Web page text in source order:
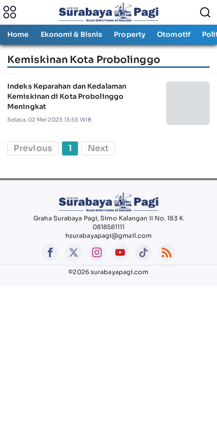
Home Ekonomi & Bisnis Property Otomotif
Kemiskinan Kota Probolinggo
Indeks Keparahan dan Kedalaman
Kemiskinan di Kota Probolinggo
Meningkat
Selasa, 02 Mei 2023 13:53 WIB
Previous 1 Next
Graha Surabaya Pagi, Simo Kalangan II No. 183 K
0818581111
hsurabayapagi@gmail.com
©2026 surabayapagi.com